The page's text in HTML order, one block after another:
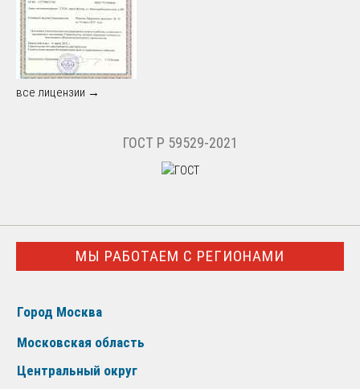
все лицензии →
ГОСТ Р 59529-2021
МЫ РАБОТАЕМ С РЕГИОНАМИ
Город Москва
Московская область
Центральный округ